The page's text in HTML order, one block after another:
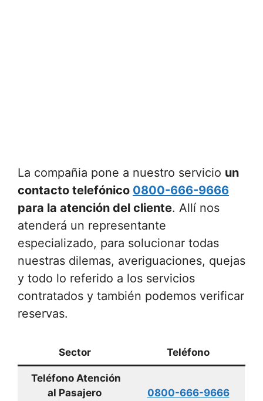
La compañia pone a nuestro servicio un
contacto telefónico 0800-666-9666
para la atención del cliente. Allí nos
atenderá un representante
especializado, para solucionar todas
nuestras dilemas, averiguaciones, quejas
y todo lo referido a los servicios
contratados y también podemos verificar
reservas.
Sector Teléfono
Teléfono Atención
al Pasajero
0800-666-9666